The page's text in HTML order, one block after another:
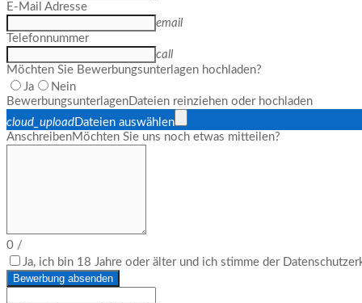
E-Mail Adresse
email
Telefonnummer
call
Möchten Sie Bewerbungsunterlagen hochladen?
Ja
Nein
BewerbungsunterlagenDateien reinziehen oder hochladen
cloud_uploadDateien auswählen
AnschreibenMöchten Sie uns noch etwas mitteilen?
0 /
Ja, ich bin 18 Jahre oder älter und ich stimme der
Bewerbung absenden